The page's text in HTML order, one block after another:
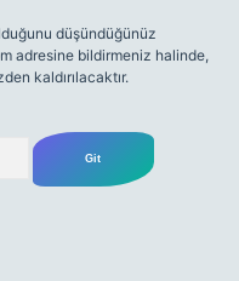
düşündüğünüz
adresine bildirmeniz halinde,
kaldırılacaktır.